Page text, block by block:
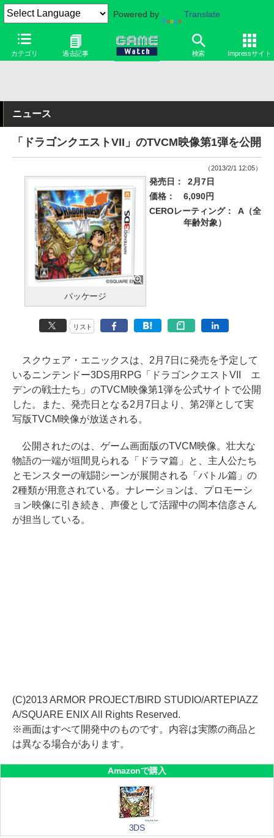
Powered by Translate
カテゴリ 過去記事 検索 Impressサイト
ニュース
「ドラゴンクエストVII」のTVCM映像第1弾を公開
（2013/2/1 12:05）
パッケージ
発売日：
2月7日
価格：
6,090円
CEROレーティング：
A（全
年齢対象）
リスト
スクウェア・エニックスは、2月7日に発売を予定して
いるニンテンドー3DS用RPG「ドラゴンクエストVII エ
デンの戦士たち」のTVCM映像第1弾を公式サイトで公開
した。また、発売日となる2月7日より、第2弾として実
写版TVCM映像が放送される。
公開されたのは、ゲーム画面版のTVCM映像。壮大な
物語の一端が垣間見られる「ドラマ篇」と、主人公たち
とモンスターの戦闘シーンが展開される「バトル篇」の
2種類が用意されている。ナレーションは、プロモーシ
ョン映像に引き続き、声優として活躍中の岡本信彦さん
が担当している。
(C)2013 ARMOR PROJECT/BIRD STUDIO/ARTEPIAZZ
A/SQUARE ENIX All Rights Reserved.
※画面はすべて開発中のものです。内容は実際の商品と
は異なる場合があります。
Amazonで購入
3DS